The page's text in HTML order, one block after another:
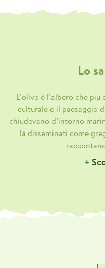
Lo
L’olivo è l’albero che
culturale e il paesaggio
chiudevano d’intorno
là disseminati come
+